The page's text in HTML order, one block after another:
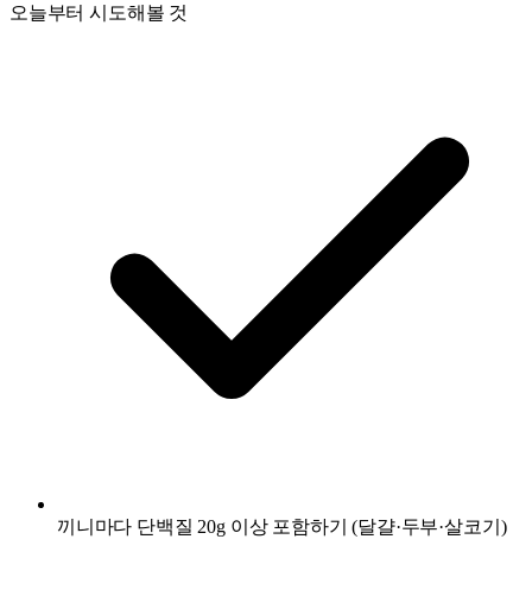
오늘부터 시도해볼 것
끼니마다 단백질 20g 이상 포함하기 (달걀·두부·살코기)